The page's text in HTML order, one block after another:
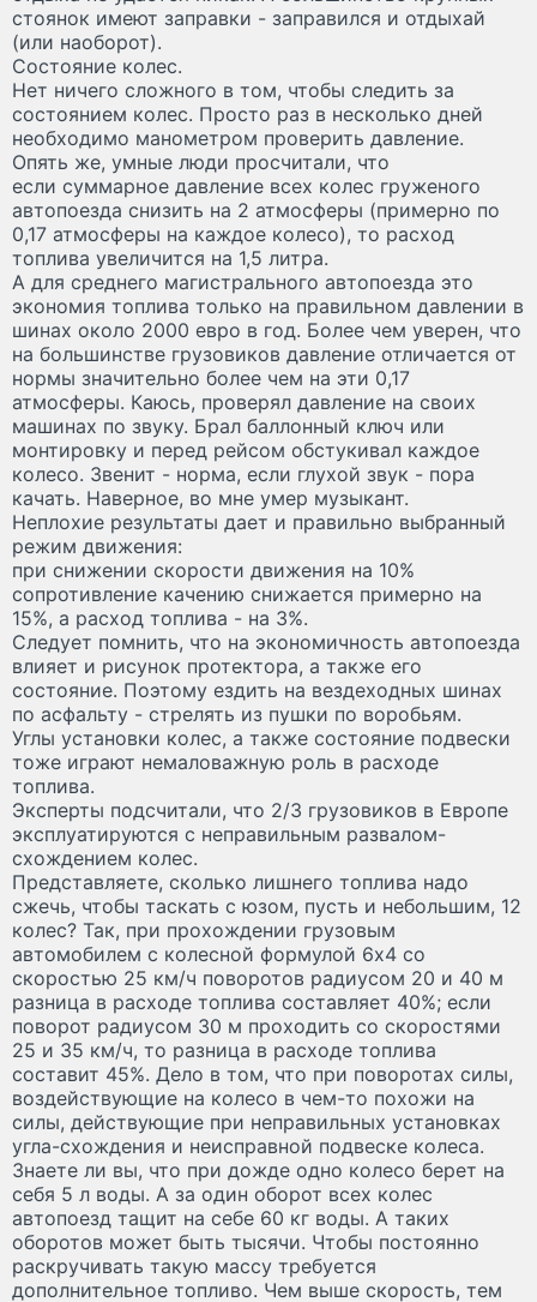
стоянок имеют заправки - заправился и отдыхай
(или наоборот).
Состояние колес.
Нет ничего сложного в том, чтобы следить за
состоянием колес. Просто раз в несколько дней
необходимо манометром проверить давление.
Опять же, умные люди просчитали, что
если суммарное давление всех колес груженого
автопоезда снизить на 2 атмосферы (примерно по
0,17 атмосферы на каждое колесо), то расход
топлива увеличится на 1,5 литра.
А для среднего магистрального автопоезда это
экономия топлива только на правильном давлении в
шинах около 2000 евро в год. Более чем уверен, что
на большинстве грузовиков давление отличается от
нормы значительно более чем на эти 0,17
атмосферы. Каюсь, проверял давление на своих
машинах по звуку. Брал баллонный ключ или
монтировку и перед рейсом обстукивал каждое
колесо. Звенит - норма, если глухой звук - пора
качать. Наверное, во мне умер музыкант.
Неплохие результаты дает и правильно выбранный
режим движения:
при снижении скорости движения на 10%
сопротивление качению снижается примерно на
15%, а расход топлива - на 3%.
Следует помнить, что на экономичность автопоезда
влияет и рисунок протектора, а также его
состояние. Поэтому ездить на вездеходных шинах
по асфальту - стрелять из пушки по воробьям.
Углы установки колес, а также состояние подвески
тоже играют немаловажную роль в расходе
топлива.
Эксперты подсчитали, что 2/3 грузовиков в Европе
эксплуатируются с неправильным развалом-
схождением колес.
Представляете, сколько лишнего топлива надо
сжечь, чтобы таскать с юзом, пусть и небольшим, 12
колес? Так, при прохождении грузовым
автомобилем с колесной формулой 6х4 со
скоростью 25 км/ч поворотов радиусом 20 и 40 м
разница в расходе топлива составляет 40%; если
поворот радиусом 30 м проходить со скоростями
25 и 35 км/ч, то разница в расходе топлива
составит 45%. Дело в том, что при поворотах силы,
воздействующие на колесо в чем-то похожи на
силы, действующие при неправильных установках
угла-схождения и неисправной подвеске колеса.
Знаете ли вы, что при дожде одно колесо берет на
себя 5 л воды. А за один оборот всех колес
автопоезд тащит на себе 60 кг воды. А таких
оборотов может быть тысячи. Чтобы постоянно
раскручивать такую массу требуется
дополнительное топливо. Чем выше скорость, тем